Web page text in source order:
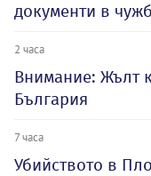
документи в
2 часа
Внимание: Жълт
България
7 часа
Убийството в